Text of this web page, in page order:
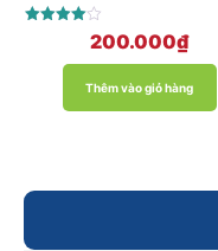
nhiêu? Mua ở đâu?
4.00
200.000₫
Thêm vào giỏ hàng